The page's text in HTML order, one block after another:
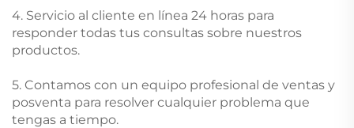
4. Servicio al cliente en línea 24 horas para
responder todas tus consultas sobre nuestros
productos.
5. Contamos con un equipo profesional de ventas y
posventa para resolver cualquier problema que
tengas a tiempo.